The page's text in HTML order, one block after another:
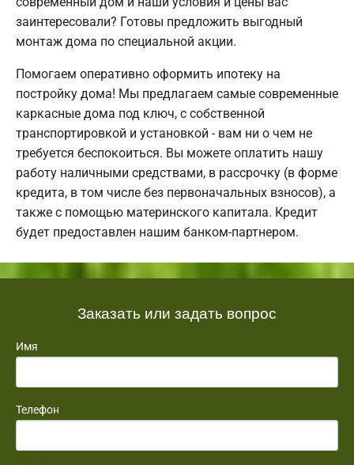
заинтересовали? Готовы предложить выгодный
монтаж дома по специальной акции.
Помогаем оперативно оформить ипотеку на
постройку дома! Мы предлагаем самые современные
каркасные дома под ключ, с собственной
транспортировкой и установкой - вам ни о чем не
требуется беспокоиться. Вы можете оплатить нашу
работу наличными средствами, в рассрочку (в форме
кредита, в том числе без первоначальных взносов), а
также с помощью материнского капитала. Кредит
будет предоставлен нашим банком-партнером.
Заказать или задать вопрос
Имя
Телефон